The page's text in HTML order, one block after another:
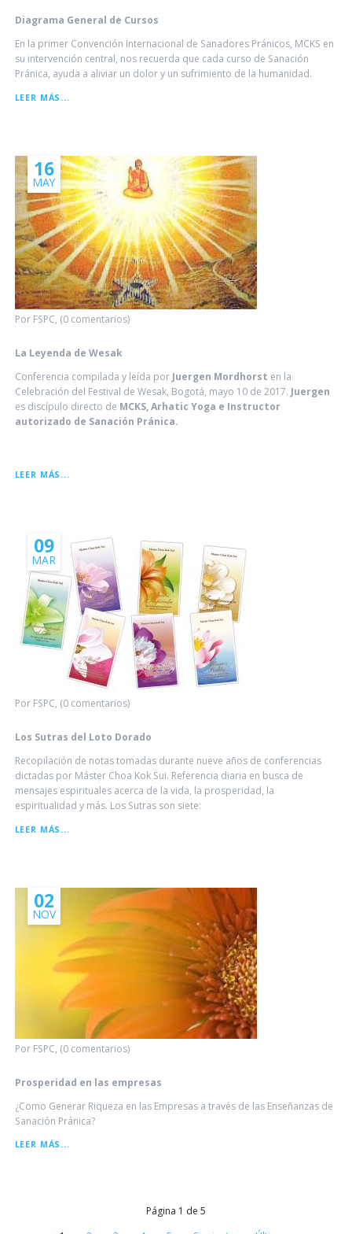
Diagrama General de Cursos
En la primer Convención Internacional de Sanadores Pránicos, MCKS en
su intervención central, nos recuerda que cada curso de Sanación
Pránica, ayuda a aliviar un dolor y un sufrimiento de la humanidad.
LEER MÁS...
Por FSPC, (0 comentarios)
16
MAY
La Leyenda de Wesak
Conferencia compilada y leída por Juergen Mordhorst en la
Celebración del Festival de Wesak, Bogotá, mayo 10 de 2017. Juergen
es discípulo directo de MCKS, Arhatic Yoga e Instructor
autorizado de Sanación Pránica.
LEER MÁS...
Por FSPC, (0 comentarios)
09
MAR
Los Sutras del Loto Dorado
Recopilación de notas tomadas durante nueve años de conferencias
dictadas por Máster Choa Kok Sui. Referencia diaria en busca de
mensajes espirituales acerca de la vida, la prosperidad, la
espiritualidad y más. Los Sutras son siete:
LEER MÁS...
Por FSPC, (0 comentarios)
02
NOV
Prosperidad en las empresas
¿Como Generar Riqueza en las Empresas a través de las Enseñanzas de
Sanación Pránica?
LEER MÁS...
Página 1 de 5